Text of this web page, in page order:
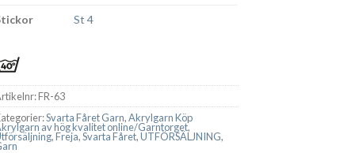
St 4
FR-63
Svarta Fåret Garn,Akrylgarn Köp
av hög kvalitet online/Garntorget,
,Freja,Svarta Fåret,UTFÖRSÄLJNING,